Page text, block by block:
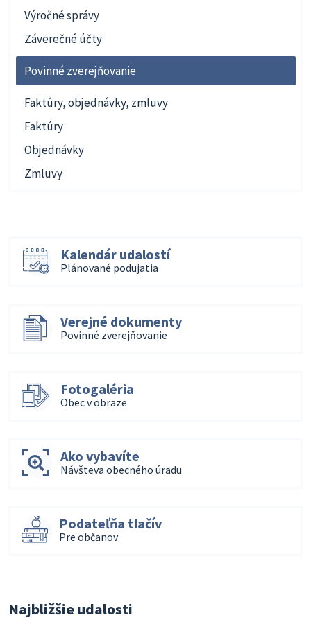
Výročné správy
Záverečné účty
Povinné zverejňovanie
Faktúry, objednávky, zmluvy
Faktúry
Objednávky
Zmluvy
Kalendár udalostí
Plánované podujatia
Verejné dokumenty
Povinné zverejňovanie
Fotogaléria
Obec v obraze
Ako vybavíte
Návšteva obecného úradu
Podateľňa tlačív
Pre občanov
Najbližšie udalosti